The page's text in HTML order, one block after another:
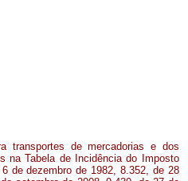
transportes de mercadorias e dos
na Tabela de Incidência do Imposto
de dezembro de 1982, 8.352, de 28